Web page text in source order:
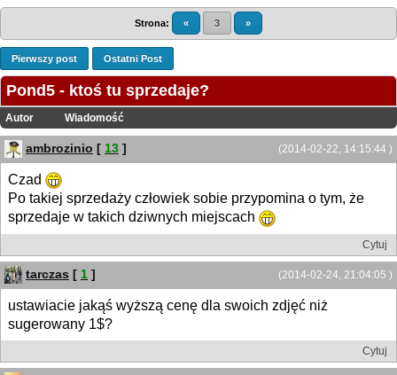
Strona: « 3 »
Pierwszy post Ostatni Post
Pond5 - ktoś tu sprzedaje?
Autor Wiadomość
(2014-02-22, 14:15:44 )
ambrozinio [ 13 ]
Czad
Po takiej sprzedaży człowiek sobie przypomina o tym, że
sprzedaje w takich dziwnych miejscach
Cytuj
(2014-02-24, 21:04:05 )
tarczas [ 1 ]
ustawiacie jakąś wyższą cenę dla swoich zdjęć niż
sugerowany 1$?
Cytuj